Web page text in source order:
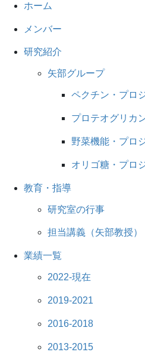
ホーム
メンバー
研究紹介
矢部グループ
ペクチン・プロ
プロテオグリカ
野菜機能・プロ
オリゴ糖・プロ
教育・指導
研究室の行事
担当講義（矢部教授）
業績一覧
2022-現在
2019-2021
2016-2018
2013-2015